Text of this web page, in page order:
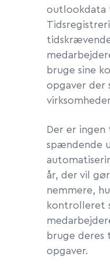
outlookdata
bruge sine
opgaver der
Der er ingen
spændende
år, der vil
nemmere,
kontrolleret
bruge deres
opgaver.